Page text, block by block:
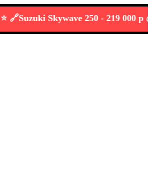
Suzuki Skywave 250 -219 000 р 💰